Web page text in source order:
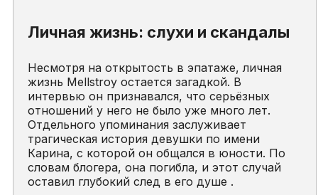
Личная жизнь: слухи и скандалы
Несмотря на открытость в эпатаже, личная
жизнь Mellstroy остается загадкой. В
интервью он признавался, что серьёзных
отношений у него не было уже много лет.
Отдельного упоминания заслуживает
трагическая история девушки по имени
Карина, с которой он общался в юности. По
словам блогера, она погибла, и этот случай
оставил глубокий след в его душе .